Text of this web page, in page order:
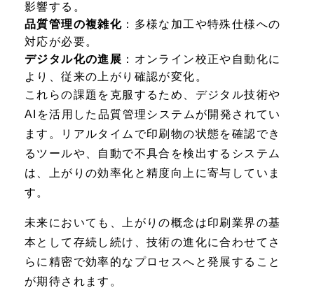
影響する。
品質管理の複雑化 ：多様な加工や特殊仕様への
対応が必要。
デジタル化の進展 ：オンライン校正や自動化に
より、従来の上がり確認が変化。
これらの課題を克服するため、デジタル技術や
AIを活用した品質管理システムが開発されてい
ます。リアルタイムで印刷物の状態を確認でき
るツールや、自動で不具合を検出するシステム
は、上がりの効率化と精度向上に寄与していま
す。
未来においても、上がりの概念は印刷業界の基
本として存続し続け、技術の進化に合わせてさ
らに精密で効率的なプロセスへと発展すること
が期待されます。